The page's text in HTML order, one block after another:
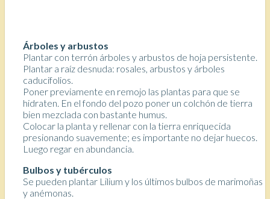
Árboles y arbustos
Plantar con terrón árboles y arbustos de hoja persistente.
Plantar a raíz desnuda: rosales, arbustos y árboles
caducifolios.
Poner previamente en remojo las plantas para que se
hidraten. En el fondo del pozo poner un colchón de tierra
bien mezclada con bastante humus.
Colocar la planta y rellenar con la tierra enriquecida
presionando suavemente; es importante no dejar huecos.
Luego regar en abundancia.
Bulbos y tubérculos
Se pueden plantar Lilium y los últimos bulbos de marimoñas
y anémonas.